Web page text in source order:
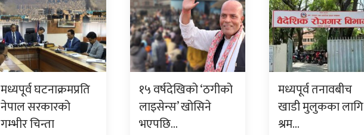
मध्यपूर्व घटनाक्रमप्रति
नेपाल सरकारको
गम्भीर चिन्ता
१५ वर्षदेखिको ‘ठगीको
लाइसेन्स’ खोसिने
भएपछि…
मध्यपूर्व तनावबीच
खाडी मुलुकका लागि
श्रम…